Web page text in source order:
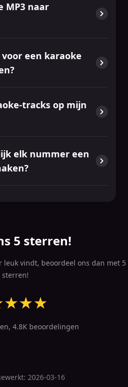
MP3 naar
een karaoke
tracks op mijn
elk nummer een
5 sterren!
leuk vindt, beoordeel ons dan met 5
sterren!
★★★
4.8K beoordelingen
2026-03-16